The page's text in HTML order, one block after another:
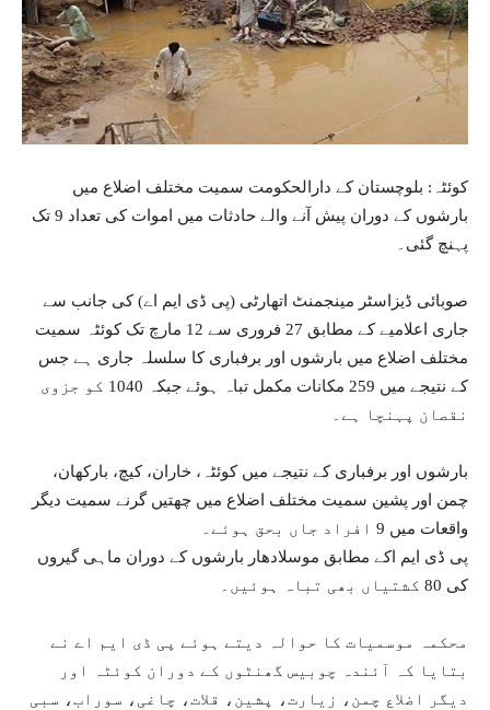
کوئٹہ: بلوچستان کے دارالحکومت سمیت مختلف اضلاع میں
بارشوں کے دوران پیش آنے والے حادثات میں اموات کی تعداد 9 تک
پہنچ گئی۔
صوبائی ڈیزاسٹر مینجمنٹ اتھارٹی (پی ڈی ایم اے) کی جانب سے
جاری اعلامیے کے مطابق 27 فروری سے 12 مارچ تک کوئٹہ سمیت
مختلف اضلاع میں بارشوں اور برفباری کا سلسلہ جاری ہے جس
کے نتیجے میں 259 مکانات مکمل تباہ ہوئے جبکہ 1040 کو جزوی
نقصان پہنچا ہے۔
بارشوں اور برفباری کے نتیجے میں کوئٹہ، خاران، کیچ، بارکھان،
چمن اور پشین سمیت مختلف اضلاع میں چھتیں گرنے سمیت دیگر
واقعات میں 9 افراد جاں بحق ہوئے۔
پی ڈی ایم اکے مطابق موسلادھار بارشوں کے دوران ماہی گیروں
کی 80 کشتیاں بھی تباہ ہوئیں۔
محکمہ موسمیات کا حوالہ دیتے ہوئے پی ڈی ایم اے نے
بتایا کہ آئندہ چوبیس گھنٹوں کے دوران کوئٹہ اور
دیگر اضلاع چمن، زیارت، پشین، قلات، چاغی، سوراب، سبی